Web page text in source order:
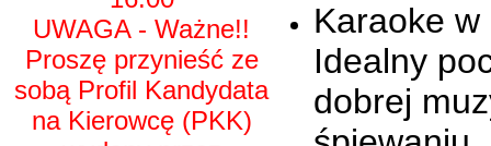
UWAGA - Ważne!!
Proszę przynieść ze
sobą Profil Kandydata
na Kierowcę (PKK)
Karaoke
Idealny
dobrej